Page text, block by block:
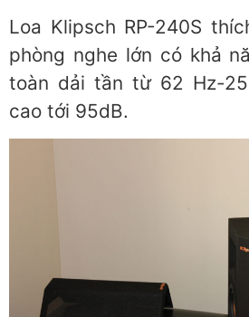
Loa Klipsch RP-240S
phòng nghe lớn có khả
toàn dải tần từ 62 Hz-
cao tới 95dB.